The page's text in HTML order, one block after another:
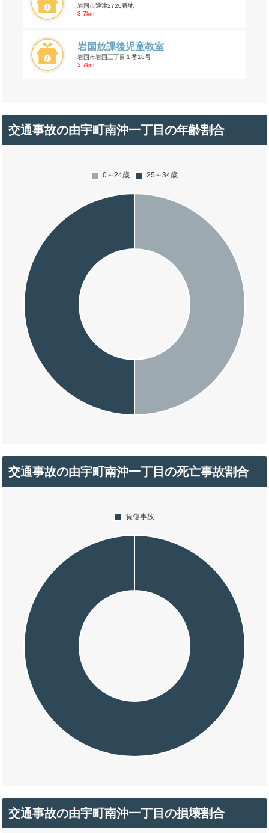
岩国市通津2720番地
3.7km
岩国放課後児童教室
岩国市岩国三丁目１番18号
3.7km
交通事故の由宇町南沖一丁目の年齢割合
交通事故の由宇町南沖一丁目の死亡事故割合
交通事故の由宇町南沖一丁目の損壊割合